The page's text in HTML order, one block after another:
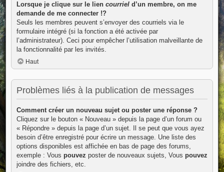
Lorsque je clique sur le lien courrield’un membre, on me
demande de me connecter !?
Seuls les membres peuvent s’envoyer des courriels via le
formulaire intégré (si la fonction a été activée par
l’administrateur). Ceci pour empêcher l’utilisation malveillante de
la fonctionnalité par les invités.
Haut
Problèmes liés à la publication de messages
Comment créer un nouveau sujet ou poster une réponse ?
Cliquez sur le bouton « Nouveau » depuis la page d’un forum ou
« Répondre » depuis la page d’un sujet. Il se peut que vous ayez
besoin d’être enregistré pour écrire un message. Une liste des
options disponibles est affichée en bas de page des forums,
exemple : Vous pouvez poster de nouveaux sujets, Vous pouvez
joindre des fichiers, etc.